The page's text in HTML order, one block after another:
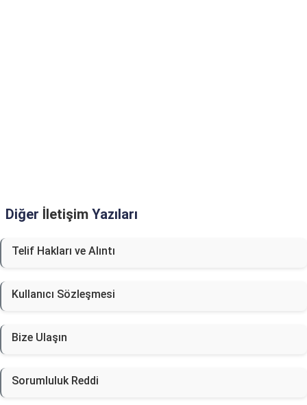
Diğer İletişim Yazıları
Telif Hakları ve Alıntı
Kullanıcı Sözleşmesi
Bize Ulaşın
Sorumluluk Reddi